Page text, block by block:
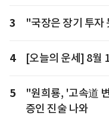
3 "국장은 장기 투
4 [오늘의 운세] 8월
5
"원희룡, '고속道
증인 진술 나와